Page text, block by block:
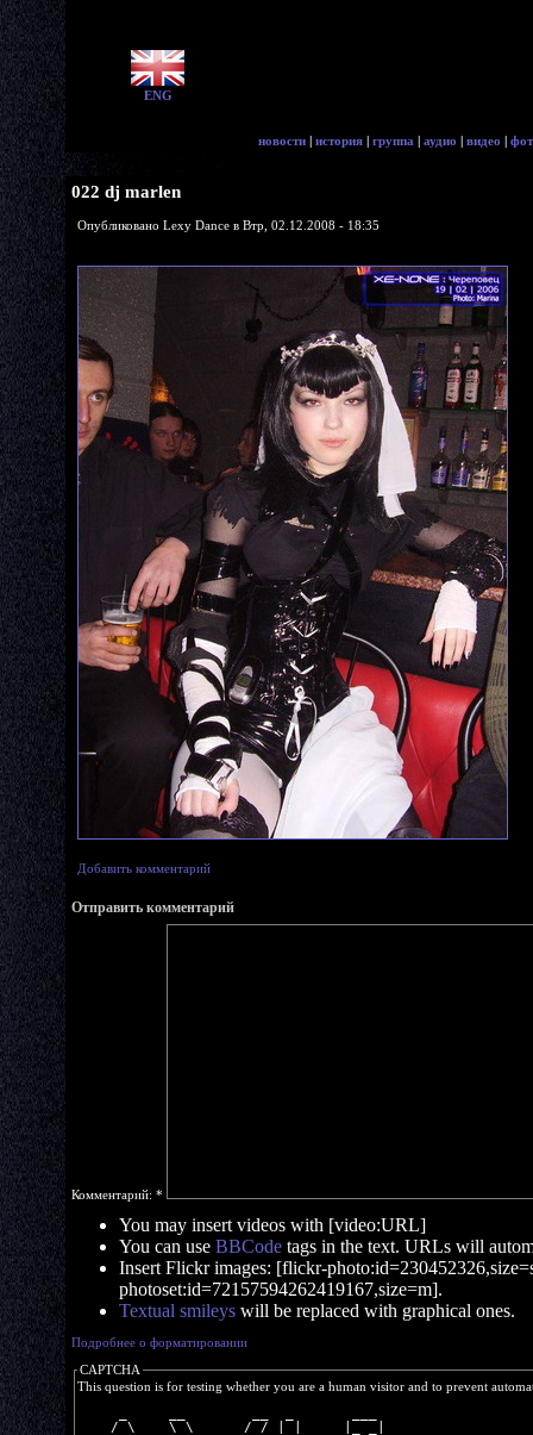
ENG
новости | история | группа | аудио | видео |
022 dj marlen
Опубликовано Lexy Dance в Втр, 02.12.2008 - 18:35
Добавить комментарий
Отправить комментарий
Комментарий: *
You may insert videos with [video:URL]
You can use BBCode tags in the text. URLs will
Insert Flickr images: [flickr-
photoset:id=72157594262419167,size=m].
Textual smileys will be replaced with graphical ones.
Подробнее о форматировании
CAPTCHA
This question is for testing whether you are a human visitor and to prevent
    / \    \ \      / / | |     |_ _|